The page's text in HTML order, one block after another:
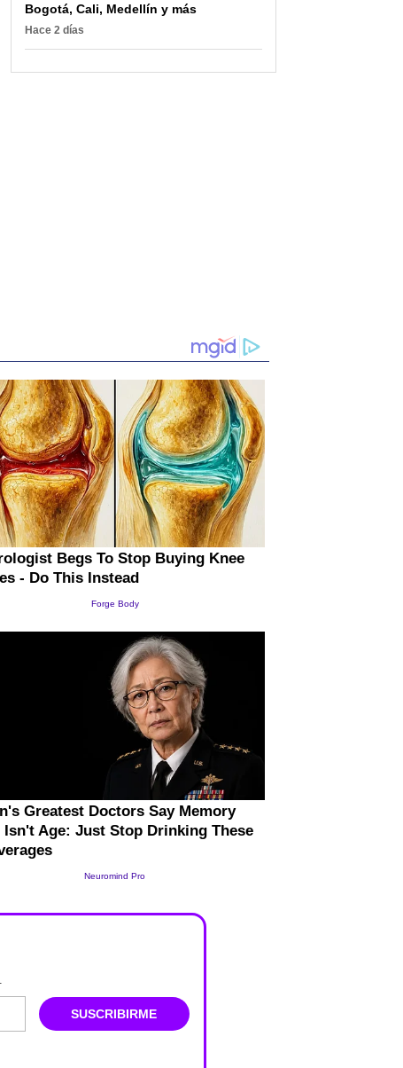
Bogotá, Cali, Medellín y más
Hace 2 días
SUSCRIBIRME